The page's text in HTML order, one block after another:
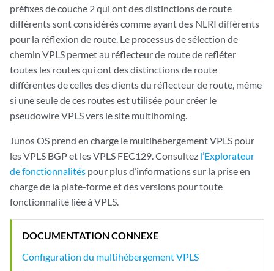
préfixes de couche 2 qui ont des distinctions de route
différents sont considérés comme ayant des NLRI différents
pour la réflexion de route. Le processus de sélection de
chemin VPLS permet au réflecteur de route de refléter
toutes les routes qui ont des distinctions de route
différentes de celles des clients du réflecteur de route, même
si une seule de ces routes est utilisée pour créer le
pseudowire VPLS vers le site multihoming.
Junos OS prend en charge le multihébergement VPLS pour
les VPLS BGP et les VPLS FEC129. Consultez l’Explorateur
de fonctionnalités pour plus d’informations sur la prise en
charge de la plate-forme et des versions pour toute
fonctionnalité liée à VPLS.
DOCUMENTATION CONNEXE
Configuration du multihébergement VPLS